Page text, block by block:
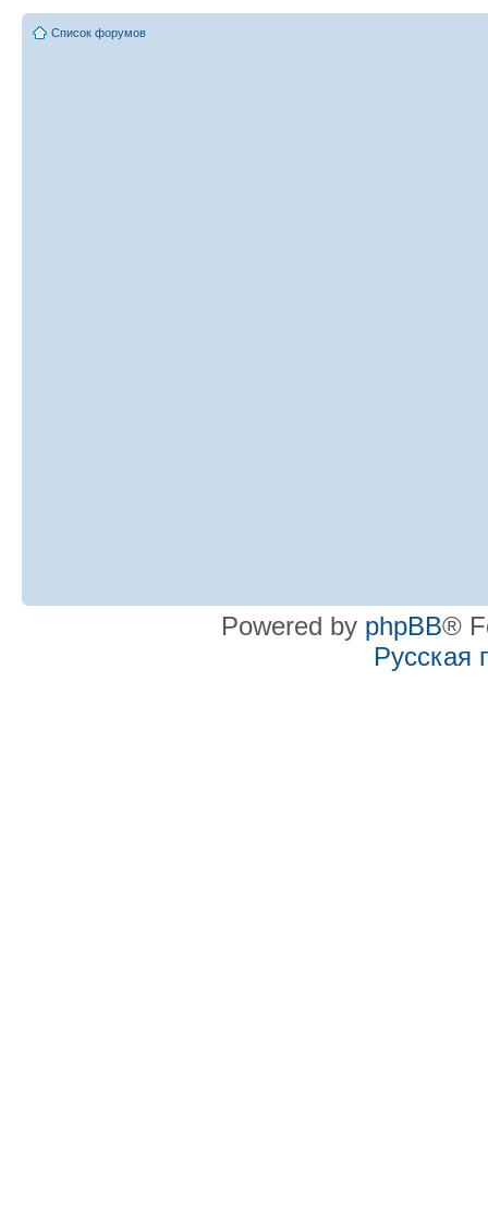
Список форумов
Powered by phpBB®
Русская